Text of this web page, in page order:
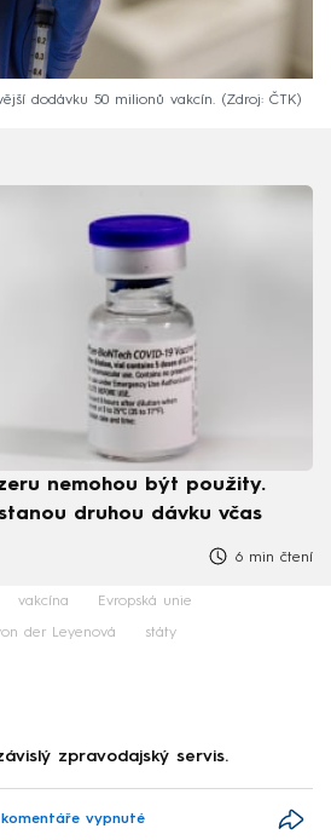
dodávku 50 milionů vakcín. Zdroj: ČTK
nemohou být použity.
druhou dávku včas
6 min čtení
vakcína Evropská unie
der Leyenová státy
zpravodajský servis.
vypnuté